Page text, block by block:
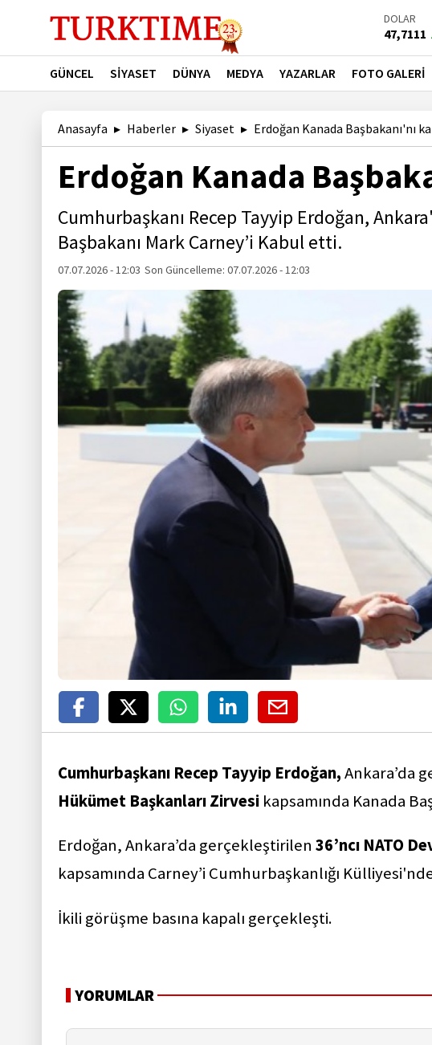
DOLAR
47,7111
BIST-100
13779,39
GÜNCEL SİYASET DÜNYA MEDYA YAZARLAR FOTO GALERİ
Anasayfa Haberler Siyaset Erdoğan Kanada Başbakanı'nı
Erdoğan Kanada
Cumhurbaşkanı Recep Tayyip Erdoğan,
Başbakanı Mark Carney’i Kabul etti.
07.07.2026 - 12:03 Son Güncelleme:07.07.2026 - 12:03
Cumhurbaşkanı Recep Tayyip Erdoğan,Ankara’da
Hükümet Başkanları Zirvesi kapsamında Kanada
Erdoğan, Ankara’da gerçekleştirilen 36’ncı NATO
kapsamında Carney’i Cumhurbaşkanlığı
İkili görüşme basına kapalı gerçekleşti.
YORUMLAR